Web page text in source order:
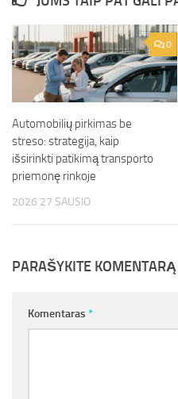
0
Automobilių pirkimas be
streso: strategija, kaip
išsirinkti patikimą transporto
priemonę rinkoje
2026 27 SAUSIO
PARAŠYKITE KOMENTARĄ
Komentaras *